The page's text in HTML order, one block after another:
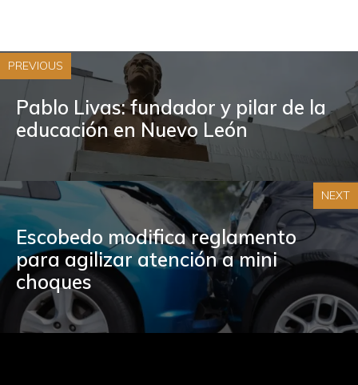
PREVIOUS
Pablo Livas: fundador y pilar de la
educación en Nuevo León
NEXT
Escobedo modifica reglamento
para agilizar atención a mini
choques